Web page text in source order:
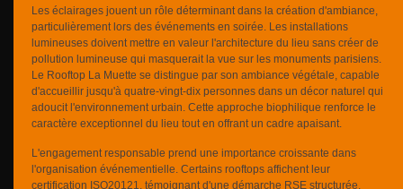
Les éclairages jouent un rôle déterminant dans la création d'ambiance,
particulièrement lors des événements en soirée. Les installations
lumineuses doivent mettre en valeur l'architecture du lieu sans créer de
pollution lumineuse qui masquerait la vue sur les monuments parisiens.
Le Rooftop La Muette se distingue par son ambiance végétale, capable
d'accueillir jusqu'à quatre-vingt-dix personnes dans un décor naturel qui
adoucit l'environnement urbain. Cette approche biophilique renforce le
caractère exceptionnel du lieu tout en offrant un cadre apaisant.
L'engagement responsable prend une importance croissante dans
l'organisation événementielle. Certains rooftops affichent leur
certification ISO20121, témoignant d'une démarche RSE structurée.